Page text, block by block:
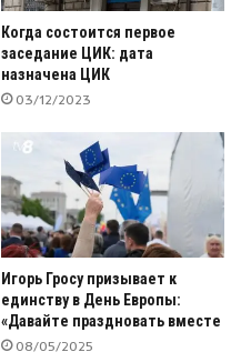
Когда состоится первое
заседание ЦИК: дата
назначена ЦИК
03/12/2023
Игорь Гросу призывает к
единству в День Европы:
«Давайте праздновать вместе
08/05/2025